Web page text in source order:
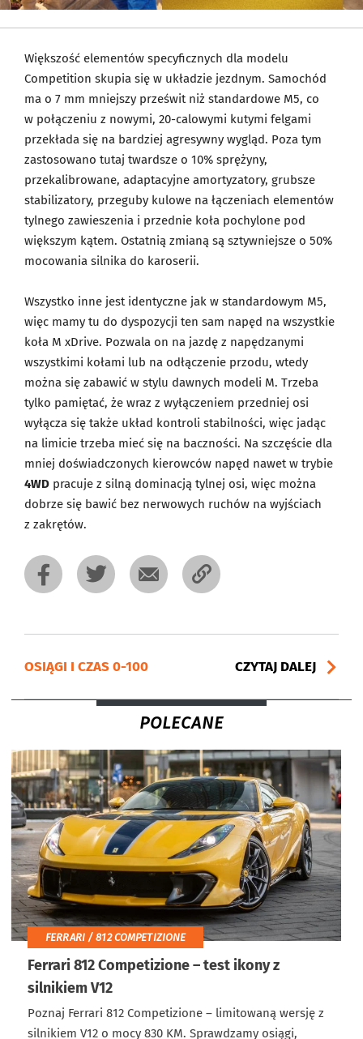
Większość elementów specyficznych dla modelu
Competition skupia się w układzie jezdnym. Samochód
ma o 7 mm mniejszy prześwit niż standardowe M5, co
w połączeniu z nowymi, 20-calowymi kutymi felgami
przekłada się na bardziej agresywny wygląd. Poza tym
zastosowano tutaj twardsze o 10% sprężyny,
przekalibrowane, adaptacyjne amortyzatory, grubsze
stabilizatory, przeguby kulowe na łączeniach elementów
tylnego zawieszenia i przednie koła pochylone pod
większym kątem. Ostatnią zmianą są sztywniejsze o 50%
mocowania silnika do karoserii.
Wszystko inne jest identyczne jak w standardowym M5,
więc mamy tu do dyspozycji ten sam napęd na wszystkie
koła M xDrive. Pozwala on na jazdę z napędzanymi
wszystkimi kołami lub na odłączenie przodu, wtedy
można się zabawić w stylu dawnych modeli M. Trzeba
tylko pamiętać, że wraz z wyłączeniem przedniej osi
wyłącza się także układ kontroli stabilności, więc jadąc
na limicie trzeba mieć się na baczności. Na szczęście dla
mniej doświadczonych kierowców napęd nawet w trybie
4WD pracuje z silną dominacją tylnej osi, więc można
dobrze się bawić bez nerwowych ruchów na wyjściach
z zakrętów.
OSIĄGI I CZAS 0-100 CZYTAJ DALEJ
POLECANE
FERRARI / 812 COMPETIZIONE
Ferrari 812 Competizione – test ikony z
silnikiem V12
Poznaj Ferrari 812 Competizione – limitowaną wersję z
silnikiem V12 o mocy 830 KM. Sprawdzamy osiągi,